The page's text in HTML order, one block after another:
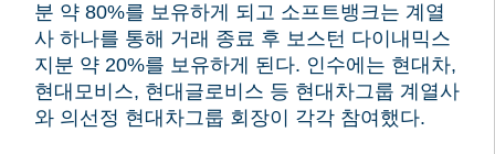
분 약 80%를 보유하게 되고 소프트뱅크는 계열
사 하나를 통해 거래 종료 후 보스턴 다이내믹스
지분 약 20%를 보유하게 된다. 인수에는 현대차,
현대모비스, 현대글로비스 등 현대차그룹 계열사
와 의선정 현대차그룹 회장이 각각 참여했다.